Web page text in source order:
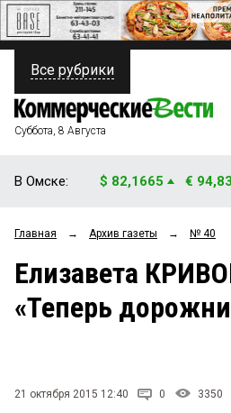
ПОЛИТИКА
ФИНАНСЫ
ОБЩЕСТВО
ЗАКОН
НОВОСТИ КОМПАНИЙ
СТИЛЬ ЖИЗНИ
Все рубрики
Суббота, 8 Августа
В Омске: $ 82,1665 €
Главная → Архив газеты → № 40
Елизавета
«Теперь
21 октября 2015 12:40 0 3350